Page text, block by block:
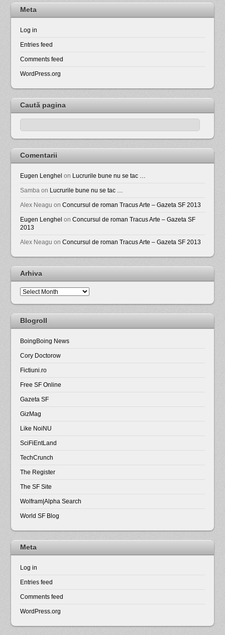
Meta
Log in
Entries feed
Comments feed
WordPress.org
Caută pagina
Comentarii
Eugen Lenghel on Lucrurile bune nu se tac …
Samba on Lucrurile bune nu se tac …
Alex Neagu onConcursul de roman Tracus Arte – Gazeta SF 2013
Eugen Lenghel onConcursul de roman Tracus Arte – Gazeta SF
2013
Alex Neagu onConcursul de roman Tracus Arte – Gazeta SF 2013
Arhiva
Arhiva
Blogroll
BoingBoing News
Cory Doctorow
Fictiuni.ro
Free SF Online
Gazeta SF
GizMag
Like NoiNU
SciFiEntLand
TechCrunch
The Register
The SF Site
Wolfram|Alpha Search
World SF Blog
Meta
Log in
Entries feed
Comments feed
WordPress.org